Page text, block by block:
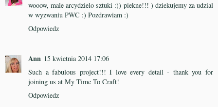
wooow, male arcydzielo sztuki :)) piekne!!! ) dziekujemy za udzial
w wyzwaniu PWC :) Pozdrawiam :)
Odpowiedz
Ann 15 kwietnia 2014 17:06
Such a fabulous project!!! I love every detail - thank you for
joining us at My Time To Craft!
Odpowiedz